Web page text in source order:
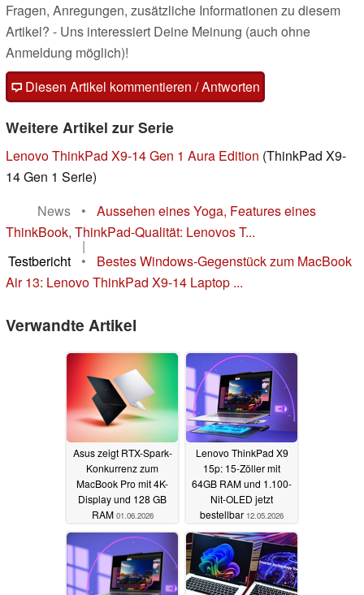
Fragen, Anregungen, zusätzliche Informationen zu diesem
Artikel? - Uns interessiert Deine Meinung (auch ohne
Anmeldung möglich)!
Diesen Artikel kommentieren / Antworten
Weitere Artikel zur Serie
Lenovo ThinkPad X9-14 Gen 1 Aura Edition (ThinkPad X9-
14 Gen 1 Serie)
News
•
Aussehen eines Yoga, Features eines
ThinkBook, ThinkPad-Qualität: Lenovos T...
|
Testbericht
•
Bestes Windows-Gegenstück zum MacBook
Air 13: Lenovo ThinkPad X9-14 Laptop ...
Verwandte Artikel
Asus zeigt RTX-Spark-
Konkurrenz zum
MacBook Pro mit 4K-
Display und 128 GB
RAM 01.06.2026
Lenovo ThinkPad X9
15p: 15-Zöller mit
64GB RAM und 1.100-
Nit-OLED jetzt
bestellbar 12.05.2026